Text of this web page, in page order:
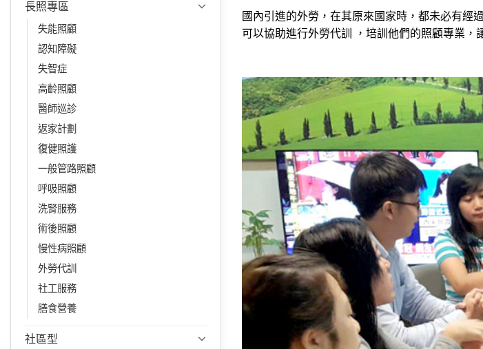
長照專區
失能照顧
認知障礙
失智症
高齡照顧
醫師巡診
返家計劃
復健照護
一般管路照顧
呼吸照顧
洗腎服務
術後照顧
慢性病照顧
外勞代訓
社工服務
膳食營養
社區型
國內引進的外勞，在其原來國家時，都未必有經
可以協助進行外勞代訓 ，培訓他們的照顧專業，